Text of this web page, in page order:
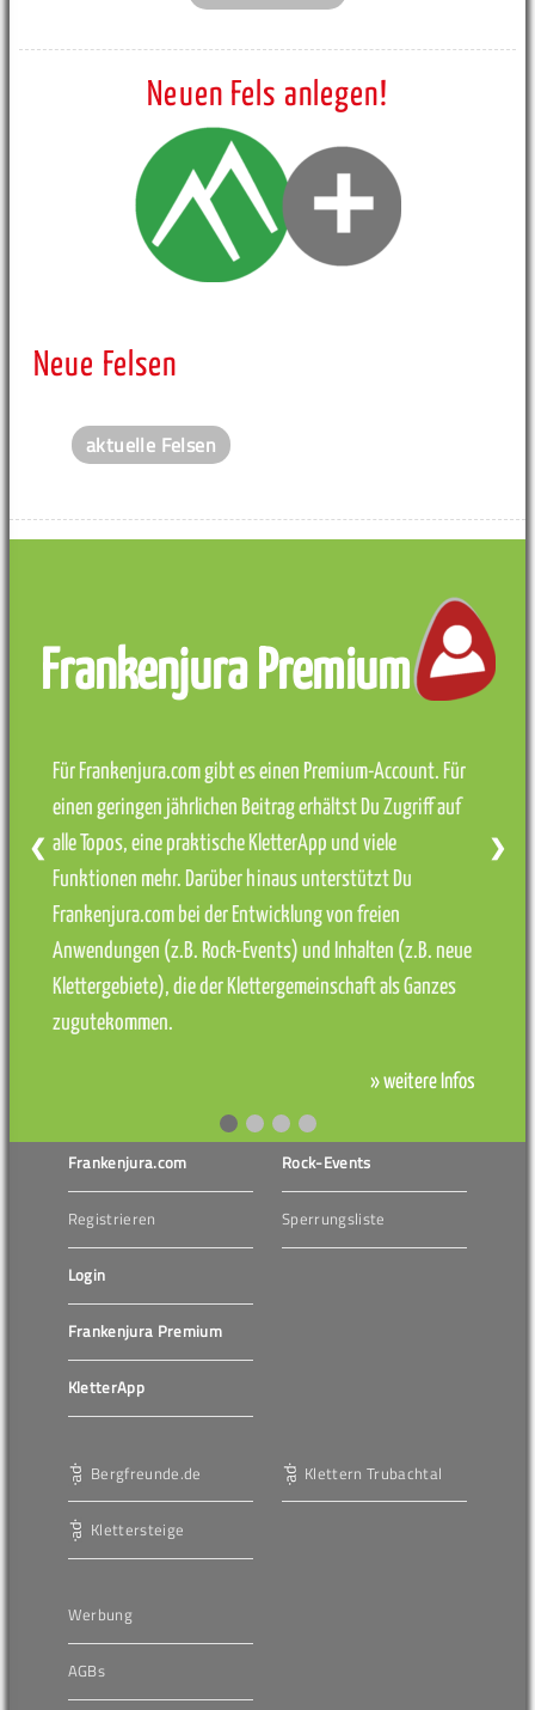
Neuen Fels anlegen!
Neue Felsen
aktuelle Felsen
Frankenjura Premium
Für Frankenjura.com gibt es einen Premium-Account. Für
einen geringen jährlichen Beitrag erhältst Du Zugriff auf
alle Topos, eine praktische KletterApp und viele
Funktionen mehr. Darüber hinaus unterstützt Du
Frankenjura.com bei der Entwicklung von freien
Anwendungen (z.B. Rock-Events) und Inhalten (z.B. neue
Klettergebiete), die der Klettergemeinschaft als Ganzes
zugutekommen.
» weitere Infos
❮ ❯
Frankenjura.com
Registrieren
Login
Frankenjura Premium
KletterApp
Rock-Events
Sperrungsliste
Bergfreunde.de
Klettersteige
Klettern Trubachtal
Werbung
AGBs